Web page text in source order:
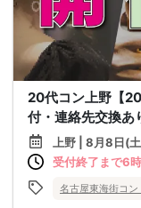
20代コン上野【
付・連絡先交換あ
上野 | 8月8日(
受付終了まで6
名古屋東海街コン